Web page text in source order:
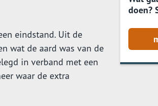
eindstand. Uit de
wat de aard was van de
in verband met een
waar de extra
doen?